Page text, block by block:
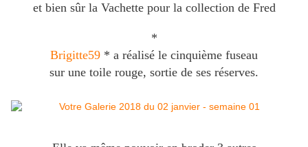
et bien sûr la Vachette pour la collection de Fred
*
Brigitte59 * a réalisé le cinquième fuseau
sur une toile rouge, sortie de ses réserves.